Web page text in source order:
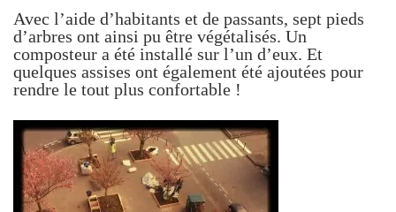
Avec l’aide d’habitants et de passants, sept pieds
d’arbres ont ainsi pu être végétalisés. Un
composteur a été installé sur l’un d’eux. Et
quelques assises ont également été ajoutées pour
rendre le tout plus confortable !